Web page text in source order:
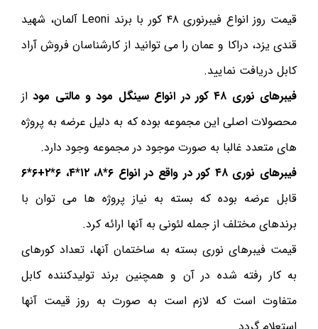
قیمت روز انواع فیبرنوری ۴۸ کور با برند Leoni آلمان، شهید
قندی یزد، دراکا و عمان را می توانید از کارشناسان فروش آراد
کابل دریافت نمایید.
فیبرهای نوری ۴۸ کور در انواع سینگل مود و مالتی مود
از
محصولات اصلی این مجموعه بوده که به دلیل عرضه به پروژه
های متعدد غالبا به صورت موجود در مجموعه وجود دارد.
فیبرهای نوری ۴۸ کور در واقع در انواع ۶*۸، ۱۲*۴، ۶*۲+۶*۶
قابل عرضه بوده که بسته به نیاز پروژه ها می توان با
برندهای مختلف از جمله لئونی به آنها ارائه کرد.
قیمت فیبرهای نوری بسته به ساختمان آنها، تعداد کورهای
به کار رفته شده در آن و همچنین برند تولیدکننده کابل
متفاوت است که لازم است به صورت به روز قیمت آنها